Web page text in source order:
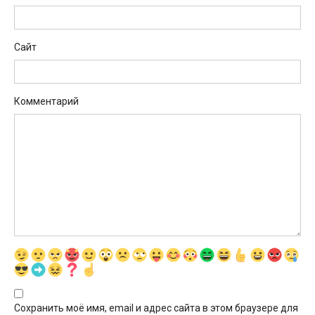
Сайт
Комментарий
Сохранить моё имя, email и адрес сайта в этом браузере для